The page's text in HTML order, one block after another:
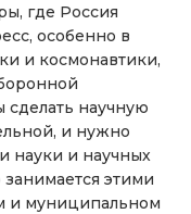
где Россия
особенно в
и космонавтики,
научную
и нужно
науки и научных
этими
и муниципальном